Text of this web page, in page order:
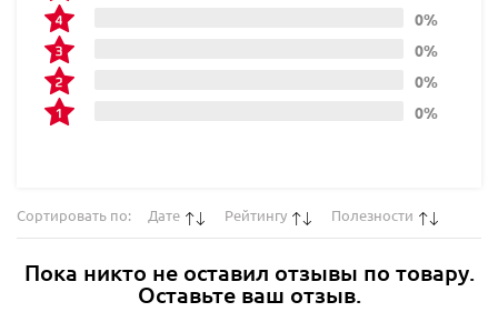
0%
0%
0%
0%
Сортировать по: Дате Рейтингу Полезности
Пока никто не оставил отзывы по товару.
Оставьте ваш отзыв.